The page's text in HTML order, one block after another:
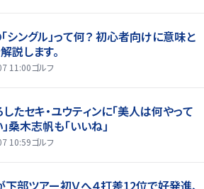
シングル」って何？ 初心者向けに意味と
説します。
11:00ゴルフ
たセキ・ユウティンに「美人は何やって
桑木志帆も「いいね」
10:59ゴルフ
部ツアー初Ｖへ４打差12位で好発進、